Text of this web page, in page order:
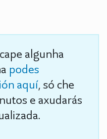
algunha
podes
aquí, só che
e axudarás